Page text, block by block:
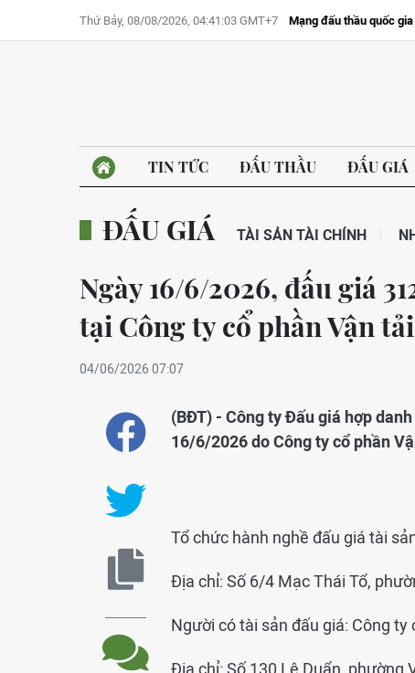
Thứ Bảy, 08/08/2026, 04:41:03 GMT+7 Mạng đấu thầu quốc gia
TIN TỨC ĐẤU THẦU ĐẤU GIÁ
ĐẤU GIÁ TÀI SẢN TÀI CHÍNH
Ngày 16/6/2026, đấu giá
tại Công ty cổ phần Vận
04/06/2026 07:07
(BĐT) - Công ty Đấu giá hợp
16/6/2026 do Công ty cổ phần
Tổ chức hành nghề đấu giá tài
Địa chỉ: Số 6/4 Mạc Thái Tổ,
Người có tài sản đấu giá: Công
Địa chỉ: Số 130 Lê Duẩn, phường